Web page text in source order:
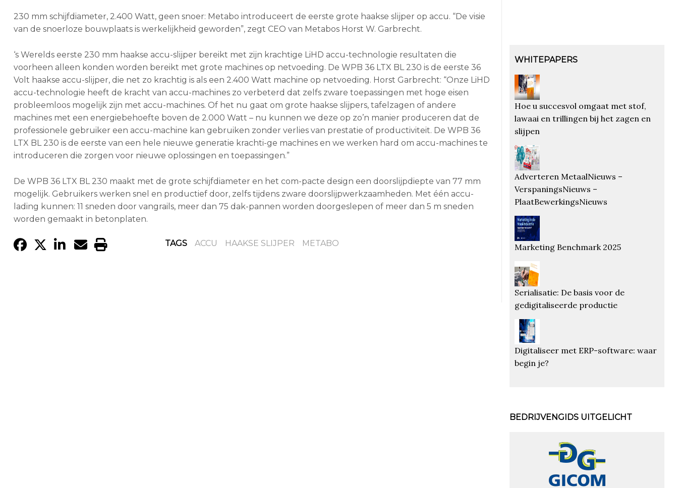
230 mm schijfdiameter, 2.400 Watt, geen snoer: Metabo introduceert de eerste grote haakse slijper op accu. “De visie
van de snoerloze bouwplaats is werkelijkheid geworden”, zegt CEO van Metabos Horst W. Garbrecht.
‘s Werelds eerste 230 mm haakse accu-slijper bereikt met zijn krachtige LiHD accu-technologie resultaten die
voorheen alleen konden worden bereikt met grote machines op netvoeding. De WPB 36 LTX BL 230 is de eerste 36
Volt haakse accu-slijper, die net zo krachtig is als een 2.400 Watt machine op netvoeding. Horst Garbrecht: “Onze LiHD
accu-technologie heeft de kracht van accu-machines zo verbeterd dat zelfs zware toepassingen met hoge eisen
probleemloos mogelijk zijn met accu-machines. Of het nu gaat om grote haakse slijpers, tafelzagen of andere
machines met een energiebehoefte boven de 2.000 Watt – nu kunnen we deze op zo’n manier produceren dat de
professionele gebruiker een accu-machine kan gebruiken zonder verlies van prestatie of productiviteit. De WPB 36
LTX BL 230 is de eerste van een hele nieuwe generatie krachti-ge machines en we werken hard om accu-machines te
introduceren die zorgen voor nieuwe oplossingen en toepassingen.”
De WPB 36 LTX BL 230 maakt met de grote schijfdiameter en het com-pacte design een doorslijpdiepte van 77 mm
mogelijk. Gebruikers werken snel en productief door, zelfs tijdens zware doorslijpwerkzaamheden. Met één accu-
lading kunnen: 11 sneden door vangrails, meer dan 75 dak-pannen worden doorgeslepen of meer dan 5 m sneden
worden gemaakt in betonplaten.
TAGS ACCU HAAKSE SLIJPER METABO
WHITEPAPERS
Hoe u succesvol omgaat met stof,
lawaai en trillingen bij het zagen en
slijpen
Adverteren MetaalNieuws –
VerspaningsNieuws –
PlaatBewerkingsNieuws
Marketing Benchmark 2025
Serialisatie: De basis voor de
gedigitaliseerde productie
Digitaliseer met ERP-software: waar
begin je?
BEDRIJVENGIDS UITGELICHT